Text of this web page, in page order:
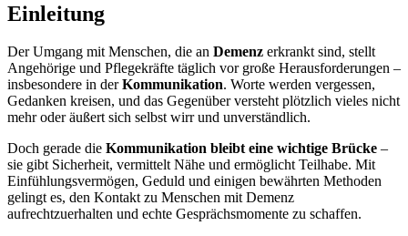
Einleitung
Der Umgang mit Menschen, die an Demenz erkrankt sind, stellt
Angehörige und Pflegekräfte täglich vor große Herausforderungen –
insbesondere in derKommunikation. Worte werden vergessen,
Gedanken kreisen, und das Gegenüber versteht plötzlich vieles nicht
mehr oder äußert sich selbst wirr und unverständlich.
Doch gerade die Kommunikation bleibt eine wichtige Brücke –
sie gibt Sicherheit, vermittelt Nähe und ermöglicht Teilhabe. Mit
Einfühlungsvermögen, Geduld und einigen bewährten Methoden
gelingt es, den Kontakt zu Menschen mit Demenz
aufrechtzuerhalten und echte Gesprächsmomente zu schaffen.